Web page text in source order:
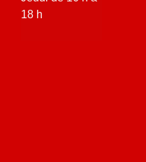
18 h